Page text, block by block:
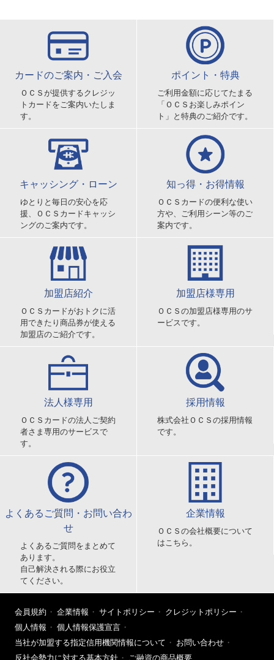
カードのご案内・ご入会
ＯＣＳが提供するクレジッ
トカードをご案内いたしま
す。
ポイント・特典
ご利用金額に応じてたまる
「ＯＣＳお楽しみポイン
ト」と特典のご紹介です。
キャッシング・ローン
ゆとりと毎日の安心を応
援、ＯＣＳカードキャッシ
ングのご案内です。
知っ得・お得情報
ＯＣＳカードの便利な使い
方や、ご利用シーン等のご
案内です。
加盟店紹介
ＯＣＳカードがおトクに活
用できたり商品券が使える
加盟店のご紹介です。
加盟店様専用
ＯＣＳの加盟店様専用のサ
ービスです。
法人様専用
ＯＣＳカードの法人ご契約
者さま専用のサービスで
す。
採用情報
株式会社ＯＣＳの採用情報
です。
よくあるご質問・お問い合わ
せ
よくあるご質問をまとめて
あります。
自己解決される際にお役立
てください。
企業情報
ＯＣＳの会社概要について
はこちら。
会員規約 企業情報 サイトポリシー
クレジットポリシー
個人情報
個人情報保護宣言
当社が加盟する指定信用機関情報について
お問い合わせ
反社会勢力に対する基本方針
ご融資の商品概要